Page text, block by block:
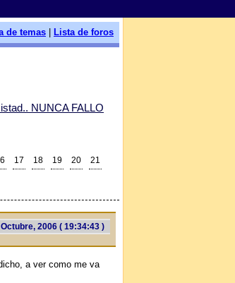
de temas Lista de foros
NUNCA FALLO
17 18 19 20 21
2006 ( 19:34:43 )
a ver como me va